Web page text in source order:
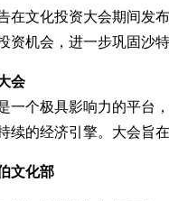
在文化投资大会期间发
资机会，进一步巩固沙
会
一个极具影响力的平台
续的经济引擎。大会旨
文化部